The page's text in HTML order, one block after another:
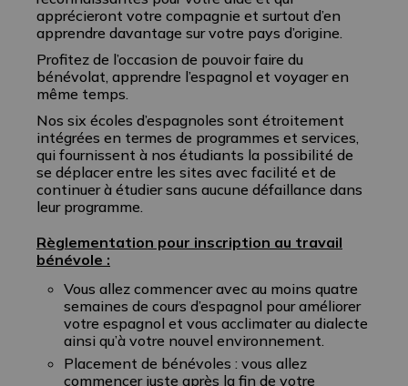
apprécieront votre compagnie et surtout d’en
apprendre davantage sur votre pays d’origine.
Profitez de l’occasion de pouvoir faire du
bénévolat, apprendre l’espagnol et voyager en
même temps.
Nos six écoles d’espagnoles sont étroitement
intégrées en termes de programmes et services,
qui fournissent à nos étudiants la possibilité de
se déplacer entre les sites avec facilité et de
continuer à étudier sans aucune défaillance dans
leur programme.
Règlementation pour inscription au travail
bénévole :
Vous allez commencer avec au moins quatre
semaines de cours d’espagnol pour améliorer
votre espagnol et vous acclimater au dialecte
ainsi qu’à votre nouvel environnement.
Placement de bénévoles : vous allez
commencer juste après la fin de votre